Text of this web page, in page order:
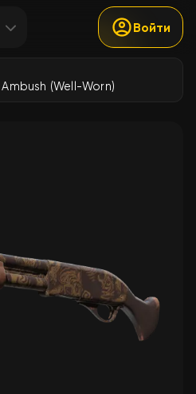
Войти
(Well-Worn)